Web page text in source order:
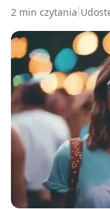
2 min czytania